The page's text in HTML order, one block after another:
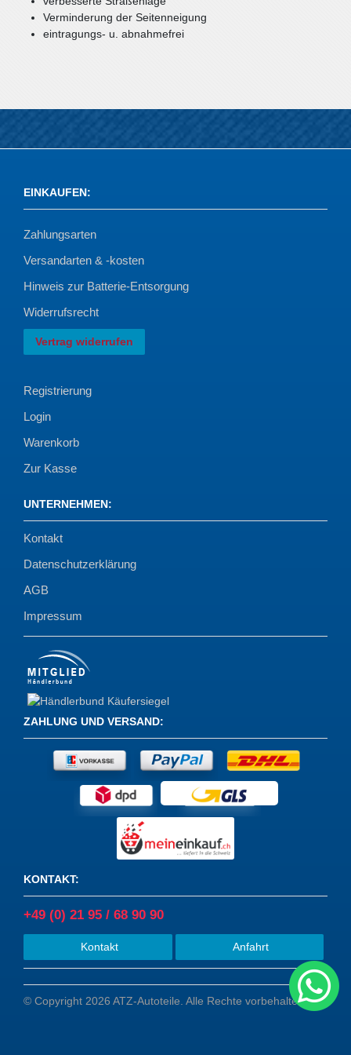
Verminderung der Seitenneigung
eintragungs- u. abnahmefrei
EINKAUFEN:
Zahlungsarten
Versandarten & -kosten
Hinweis zur Batterie-Entsorgung
Widerrufsrecht
Vertrag widerrufen
Registrierung
Login
Warenkorb
Zur Kasse
UNTERNEHMEN:
Kontakt
Datenschutzerklärung
AGB
Impressum
ZAHLUNG UND VERSAND:
KONTAKT:
+49 (0) 21 95 / 68 90 90
Kontakt Anfahrt
© Copyright 2026 ATZ-Autoteile. Alle Rechte vorbehalten.